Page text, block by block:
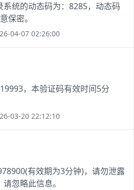
系统的动态码为：8285，动态码
保密。
04-07 02:26:00
，本验证码有效时间5分
03-20 22:12:10
有效期为3分钟)，请勿泄露
忽略此信息。